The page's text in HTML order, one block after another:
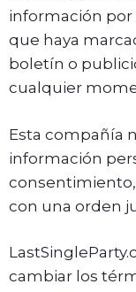
información por
que haya
boletín o
cualquier
Esta compañía
información
con una orden
cambiar los